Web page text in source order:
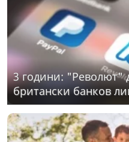
3 години: "Револют"
британски банков